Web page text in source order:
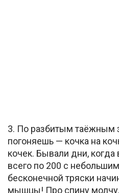
3. По разбитым таёжным
погоняешь — кочка на
кочек. Бывали дни,
всего по 200 с
бесконечной тряски
мышцы! Про спину молчу,